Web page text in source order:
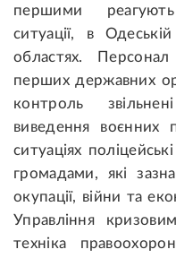
першими
ситуації, в
областях.
перших державних
контроль
виведення воєнних
ситуаціях
громадами, які
окупації, війни та
Управління
техніка